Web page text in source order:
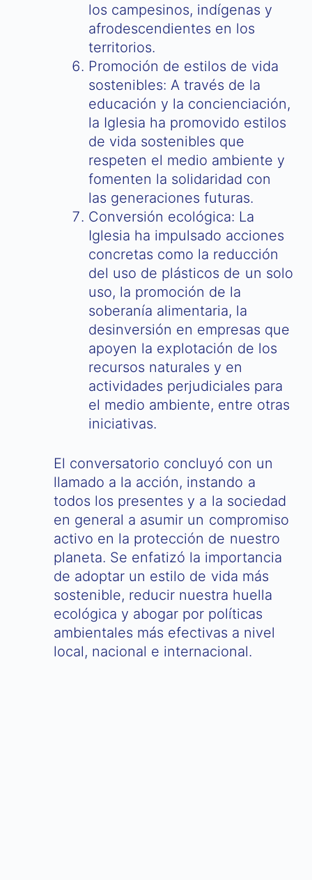
los campesinos, indígenas y
afrodescendientes en los
territorios.
Promoción de estilos de vida
sostenibles: A través de la
educación y la concienciación,
la Iglesia ha promovido estilos
de vida sostenibles que
respeten el medio ambiente y
fomenten la solidaridad con
las generaciones futuras.
Conversión ecológica: La
Iglesia ha impulsado acciones
concretas como la reducción
del uso de plásticos de un solo
uso, la promoción de la
soberanía alimentaria, la
desinversión en empresas que
apoyen la explotación de los
recursos naturales y en
actividades perjudiciales para
el medio ambiente, entre otras
iniciativas.
El conversatorio concluyó con un
llamado a la acción, instando a
todos los presentes y a la sociedad
en general a asumir un compromiso
activo en la protección de nuestro
planeta. Se enfatizó la importancia
de adoptar un estilo de vida más
sostenible, reducir nuestra huella
ecológica y abogar por políticas
ambientales más efectivas a nivel
local, nacional e internacional.